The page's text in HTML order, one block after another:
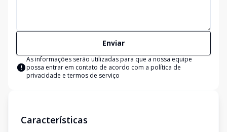
Enviar
As informações serão utilizadas para que a nossa equipe
possa entrar em contato de acordo com a política de
privacidade e termos de serviço
Características